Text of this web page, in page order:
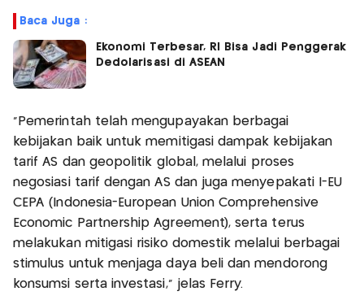
Baca Juga :
Ekonomi Terbesar, RI Bisa Jadi Penggerak
Dedolarisasi di ASEAN
"Pemerintah telah mengupayakan berbagai
kebijakan baik untuk memitigasi dampak kebijakan
tarif AS dan geopolitik global, melalui proses
negosiasi tarif dengan AS dan juga menyepakati I-EU
CEPA (Indonesia-European Union Comprehensive
Economic Partnership Agreement), serta terus
melakukan mitigasi risiko domestik melalui berbagai
stimulus untuk menjaga daya beli dan mendorong
konsumsi serta investasi," jelas Ferry.